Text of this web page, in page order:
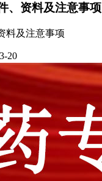
、资料及注意事项
料及注意事项
20